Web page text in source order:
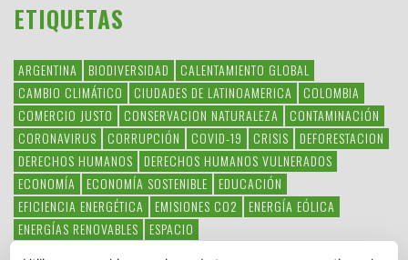
ETIQUETAS
ARGENTINA BIODIVERSIDAD
CALENTAMIENTO GLOBAL
CAMBIO CLIMÁTICO
CIUDADES DE LATINOAMERICA
COLOMBIA
COMERCIO JUSTO
CONSERVACION NATURALEZA
CONTAMINACIÓN
CORONAVIRUS
CORRUPCIÓN COVID-19 CRISIS
DEFORESTACION
DERECHOS HUMANOS
DERECHOS HUMANOS VULNERADOS
ECONOMÍA
ECONOMÍA SOSTENIBLE
EDUCACIÓN
EFICIENCIA ENERGÉTICA
EMISIONES CO2
ENERGÍA EÓLICA
ENERGÍAS RENOVABLES
ESPACIO